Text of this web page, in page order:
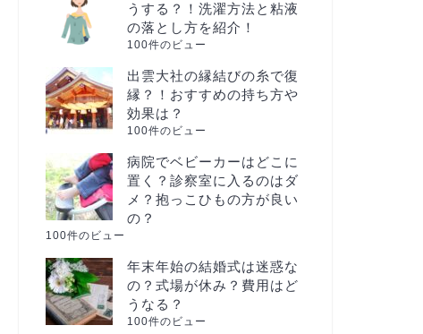
うする？！洗濯方法と粘液
の落とし方を紹介！
100件のビュー
出雲大社の縁結びの糸で復
縁？！おすすめの持ち方や
効果は？
100件のビュー
病院でベビーカーはどこに
置く？診察室に入るのはダ
メ？抱っこひもの方が良い
の？
100件のビュー
年末年始の結婚式は迷惑な
の？式場が休み？費用はど
うなる？
100件のビュー